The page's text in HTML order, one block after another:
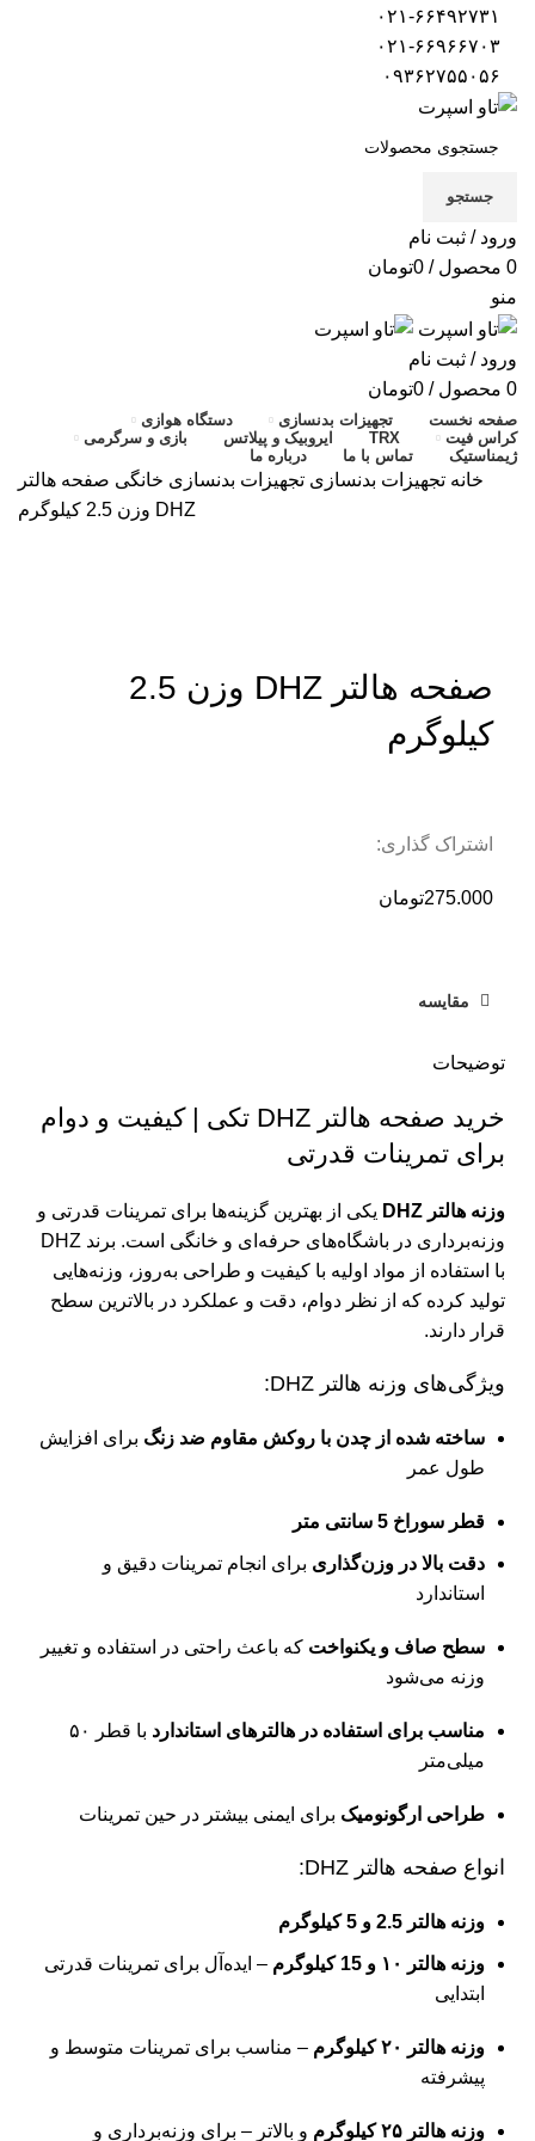
جستجو
ورود / ثبت نام
0 محصول / تومان0
منو
ورود / ثبت نام
0 محصول / تومان0
صفحه نخست تجهیزات بدنسازی
دستگاه هوازی
کراس فیت
TRX ایروبیک و پیلاتس
بازی و سرگرمی
ژیمناستیک
تماس با ما درباره ما
خانه تجهیزات بدنسازی تجهیزات بدنسازی خانگی صفحه هالتر
DHZ وزن 2.5 کیلوگرم
صفحه هالتر DHZ وزن 2.5
کیلوگرم
اشتراک گذاری:
تومان275.000
مقایسه
توضیحات
خرید صفحه هالتر DHZ تکی | کیفیت و دوام
برای تمرینات قدرتی
وزنه هالتر DHZ
یکی از بهترین گزینه‌ها برای تمرینات قدرتی و
وزنه‌برداری در باشگاه‌های حرفه‌ای و خانگی است. برند DHZ
با استفاده از مواد اولیه با کیفیت و طراحی به‌روز، وزنه‌هایی
تولید کرده که از نظر دوام، دقت و عملکرد در بالاترین سطح
قرار دارند.
ویژگی‌های وزنه هالتر DHZ:
ساخته شده از چدن با روکش مقاوم ضد زنگ برای افزایش
طول عمر
قطر سوراخ 5 سانتی متر
دقت بالا در وزن‌گذاری برای انجام تمرینات دقیق و
استاندارد
سطح صاف و یکنواخت که باعث راحتی در استفاده و تغییر
وزنه می‌شود
مناسب برای استفاده در هالترهای استاندارد
با قطر ۵۰
میلی‌متر
طراحی ارگونومیک برای ایمنی بیشتر در حین تمرینات
انواع صفحه هالتر DHZ:
وزنه هالتر 2.5 و 5 کیلوگرم
وزنه هالتر ۱۰ و 15 کیلوگرم
– ایده‌آل برای تمرینات قدرتی
ابتدایی
وزنه هالتر ۲۰ کیلوگرم
– مناسب برای تمرینات متوسط و
پیشرفته
وزنه هالتر ۲۵ کیلوگرم و بالاتر – برای وزنه‌برداری و